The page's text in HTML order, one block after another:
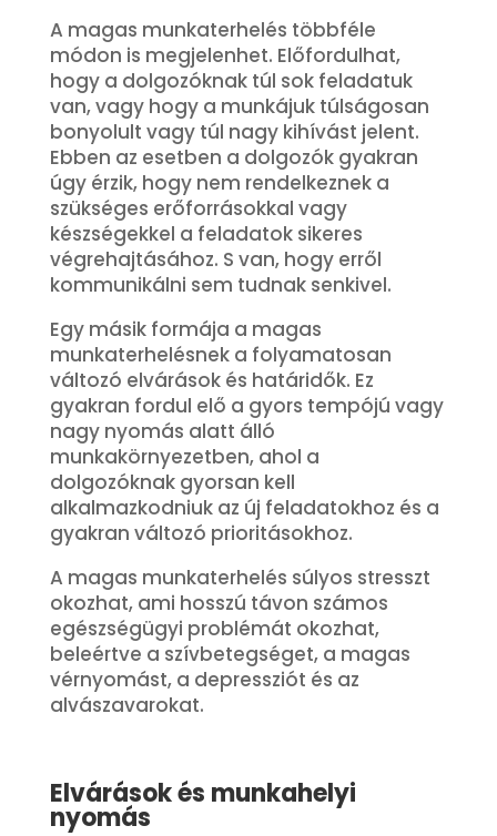
A magas munkaterhelés többféle
módon is megjelenhet. Előfordulhat,
hogy a dolgozóknak túl sok feladatuk
van, vagy hogy a munkájuk túlságosan
bonyolult vagy túl nagy kihívást jelent.
Ebben az esetben a dolgozók gyakran
úgy érzik, hogy nem rendelkeznek a
szükséges erőforrásokkal vagy
készségekkel a feladatok sikeres
végrehajtásához. S van, hogy erről
kommunikálni sem tudnak senkivel.
Egy másik formája a magas
munkaterhelésnek a folyamatosan
változó elvárások és határidők. Ez
gyakran fordul elő a gyors tempójú vagy
nagy nyomás alatt álló
munkakörnyezetben, ahol a
dolgozóknak gyorsan kell
alkalmazkodniuk az új feladatokhoz és a
gyakran változó prioritásokhoz.
A magas munkaterhelés súlyos stresszt
okozhat, ami hosszú távon számos
egészségügyi problémát okozhat,
beleértve a szívbetegséget, a magas
vérnyomást, a depressziót és az
alvászavarokat.
Elvárások és munkahelyi
nyomás